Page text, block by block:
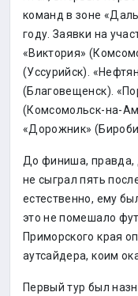
команд в зоне
году. Заявки на
«Виктория»
(Уссурийск).
(Благовещенск).
(Комсомольск-на-
«Дорожник»
До финиша, правда,
не сыграл пять
естественно, ему
это не помешало
Приморского края
аутсайдера, коим
Первый тур был